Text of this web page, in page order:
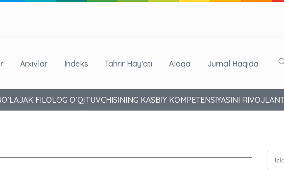
Arxivlar Indeks Tahrir Hay'ati Aloqa Jurnal Haqida
FILOLOG O’QITUVCHISINING KASBIY KOMPETENSIYASINI